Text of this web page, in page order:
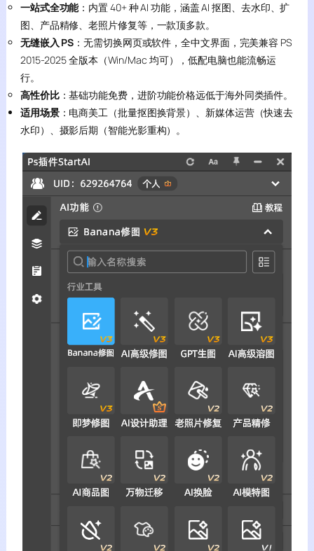
一站式全功能：内置 40+ 种 AI 功能，涵盖 AI 抠图、去水印、扩
图、产品精修、老照片修复等，一款顶多款。
无缝嵌入 PS ：无需切换网页或软件，全中文界面，完美兼容 PS
2015-2025 全版本（Win/Mac 均可），低配电脑也能流畅运
行。
高性价比：基础功能免费，进阶功能价格远低于海外同类插件。
适用场景：电商美工（批量抠图换背景）、新媒体运营（快速去
水印）、摄影后期（智能光影重构）。